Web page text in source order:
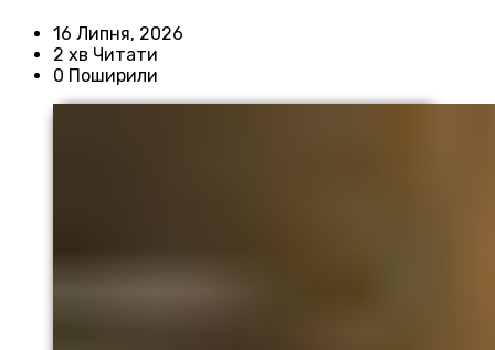
16 Липня, 2026
2 хв Читати
0 Поширили